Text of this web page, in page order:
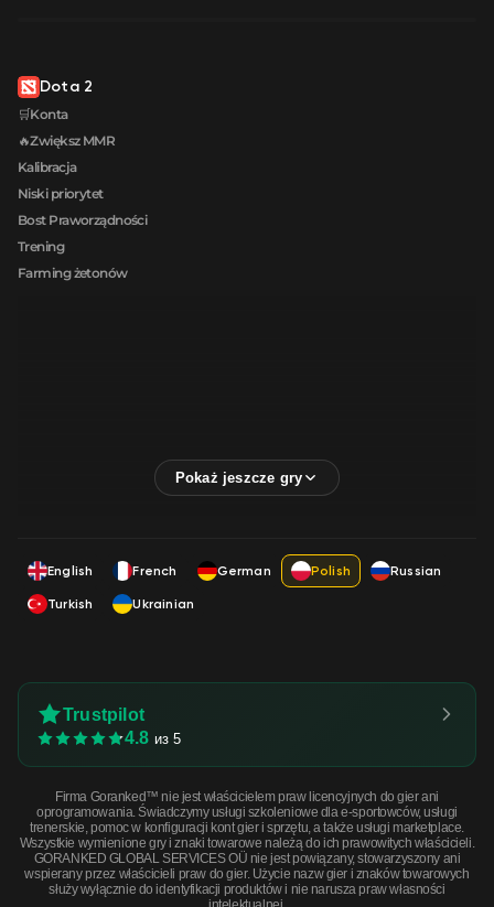
Dota 2
🛒Konta
🔥Zwiększ MMR
Kalibracja
Niski priorytet
Bost Praworządności
Trening
Farming żetonów
English French German Polish
Russian
Turkish
Ukrainian
Trustpilot
4.8 из 5
Firma Goranked™ nie jest właścicielem praw licencyjnych do gier ani
oprogramowania. Świadczymy usługi szkoleniowe dla e-sportowców, usługi
trenerskie, pomoc w konfiguracji kont gier i sprzętu, a także usługi marketplace.
Wszystkie wymienione gry i znaki towarowe należą do ich prawowitych właścicieli.
GORANKED GLOBAL SERVICES OÜ nie jest powiązany, stowarzyszony ani
wspierany przez właścicieli praw do gier. Użycie nazw gier i znaków towarowych
służy wyłącznie do identyfikacji produktów i nie narusza praw własności